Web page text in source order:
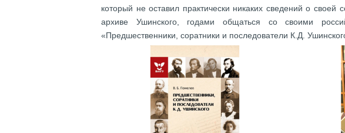
который не оставил практически никаких сведений о
архиве Ушинского, годами общаться со своими
«Предшественники, соратники и последователи К.Д.